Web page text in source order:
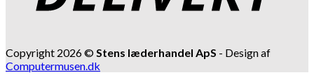
Copyright 2026 © Stens læderhandel ApS - Design af
Computermusen.dk